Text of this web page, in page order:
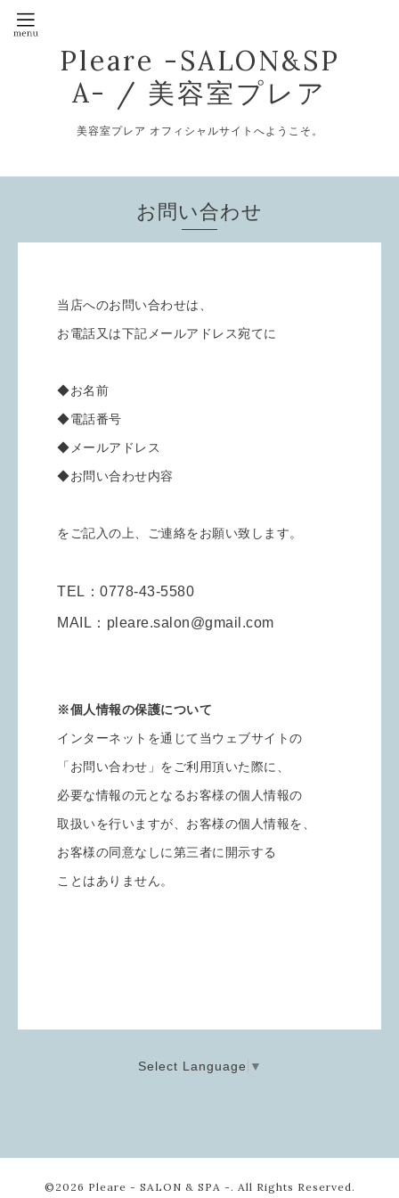
Pleare -SALON&SP
A- / 美容室プレア
美容室プレア オフィシャルサイトへようこそ。
お問い合わせ
当店へのお問い合わせは、
お電話又は下記メールアドレス宛てに
◆お名前
◆電話番号
◆メールアドレス
◆お問い合わせ内容
をご記入の上、ご連絡をお願い致します。
TEL：0778-43-5580
MAIL： pleare.salon@gmail.com
※個人情報の保護について
インターネットを通じて当ウェブサイトの
「お問い合わせ」をご利用頂いた際に、
必要な情報の元となるお客様の個人情報の
取扱いを行いますが、お客様の個人情報を、
お客様の同意なしに第三者に開示する
ことはありません。
Select Language ▼
©2026 Pleare - SALON & SPA - . All Rights Reserved.